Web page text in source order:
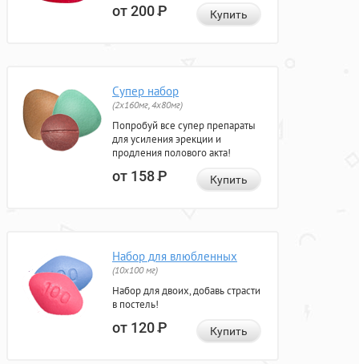
от 200Р Купить
Супер набор
(2х160мг, 4х80мг)
Попробуй все супер препараты
для усиления эрекции и
продления полового акта!
от 158Р Купить
Набор для влюбленных
(10х100 мг)
Набор для двоих, добавь страсти
в постель!
от 120Р Купить